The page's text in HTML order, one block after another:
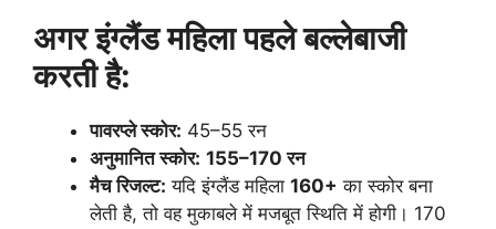
अगर इंग्लैंड महिला पहले बल्लेबाजी
करती है:
पावरप्ले स्कोर: 45–55 रन
अनुमानित स्कोर: 155–170 रन
मैच रिजल्ट: यदि इंग्लैंड महिला 160+ का स्कोर बना
लेती है, तो वह मुकाबले में मजबूत स्थिति में होगी। 170